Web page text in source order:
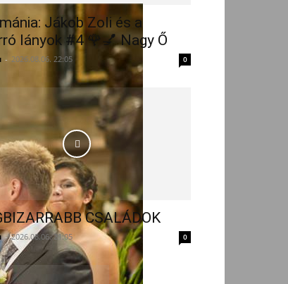
Jákob Zoli és a
lányok #4 🌹💅 Nagy Ő
- 2026.08.06. 22:05 0
CSALÁDOK
- 2026.08.06. 21:05 0